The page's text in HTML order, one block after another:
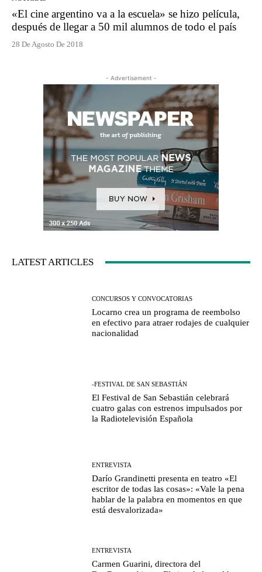
«El cine argentino va a la escuela» se hizo película,
después de llegar a 50 mil alumnos de todo el país
28 De Agosto De 2018
- Advertisement -
LATEST ARTICLES
CONCURSOS Y CONVOCATORIAS
Locarno crea un programa de reembolso
en efectivo para atraer rodajes de cualquier
nacionalidad
-FESTIVAL DE SAN SEBASTIÁN
El Festival de San Sebastián celebrará
cuatro galas con estrenos impulsados por
la Radiotelevisión Española
ENTREVISTA
Darío Grandinetti presenta en teatro «El
escritor de todas las cosas»: «Vale la pena
hablar de la palabra en momentos en que
está desvalorizada»
ENTREVISTA
Carmen Guarini, directora del